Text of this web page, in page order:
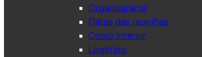
Organograma
Datas das reuniões
Como intervir
Logótipo